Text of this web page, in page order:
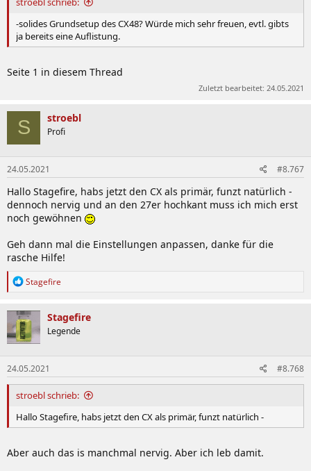
-solides Grundsetup des CX48? Würde mich sehr freuen, evtl. gibts
ja bereits eine Auflistung.
Seite 1 in diesem Thread
Zuletzt bearbeitet: 24.05.2021
S stroebl
Profi
24.05.2021 #8.767
Hallo Stagefire, habs jetzt den CX als primär, funzt natürlich -
dennoch nervig und an den 27er hochkant muss ich mich erst
noch gewöhnen
Geh dann mal die Einstellungen anpassen, danke für die
rasche Hilfe!
R
k
t
i
o
n
e
n
:
Stagefire
Stagefire
Legende
24.05.2021 #8.768
stroebl schrieb:
Hallo Stagefire, habs jetzt den CX als primär, funzt natürlich -
Aber auch das is manchmal nervig. Aber ich leb damit.